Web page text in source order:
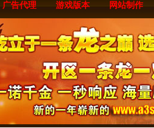
广告代理 游戏版本 网站制作